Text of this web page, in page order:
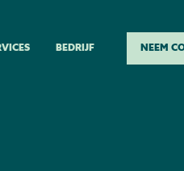
BEDRIJF NEEM